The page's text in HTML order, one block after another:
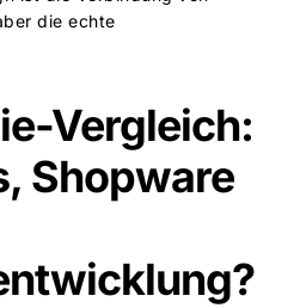
die echte
Vergleich:
Shopware